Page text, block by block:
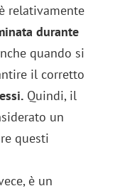
è relativamente
durante
quando si
il corretto
Quindi, il
un
questi
è un